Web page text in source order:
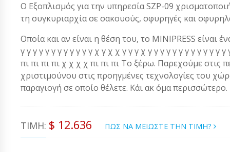
Ο Εξοπλισμός για την υπηρεσία SZP-09
τη συγκυριαρχία σε σακουούς, σφυρηγές και
Οποία και αν είναι η θέση του, το MINIPRESS είναι
γ γ γ γ γ γ γ γ γ γ γ γ χ γ χ χ γ γ γ χ γ γ γ γ γ γ γ γ γ γ
πι πι πι πι χ χ χ χ πι πι πι Το ξέρω. Παρεχούμε στις
χριστιμούνου στις προηγμένες τεχνολογίες του
παραγιογή σε οποίο θέλετε. Κάι ακ όμα περισσώτερο.
ΤΙΜΉ: $ 12.636 ΠΩΣ ΝΑ ΜΕΙΩΣΤΕ ΤΗΝ ΤΙΜΗ?